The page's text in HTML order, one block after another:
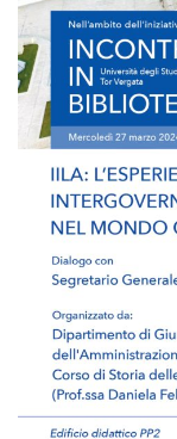
Giustizia e
EUROsociAL
EL PAcCTO
EUROFRONT
COPOLAD III
AL-INVEST
MEDIA
Foto